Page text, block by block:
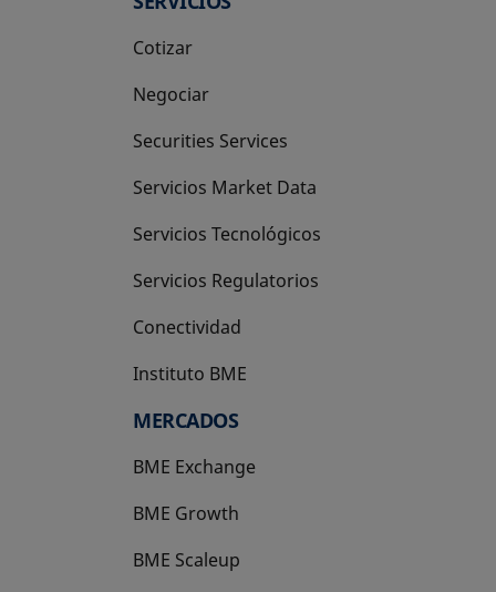
Cotizar
Negociar
Securities Services
Servicios Market Data
Servicios Tecnológicos
Servicios Regulatorios
Conectividad
Instituto BME
se abre en una pestaña nueva
MERCADOS
BME Exchange
BME Growth
se abre en una pestaña nueva
BME Scaleup
se abre en una pestaña nueva